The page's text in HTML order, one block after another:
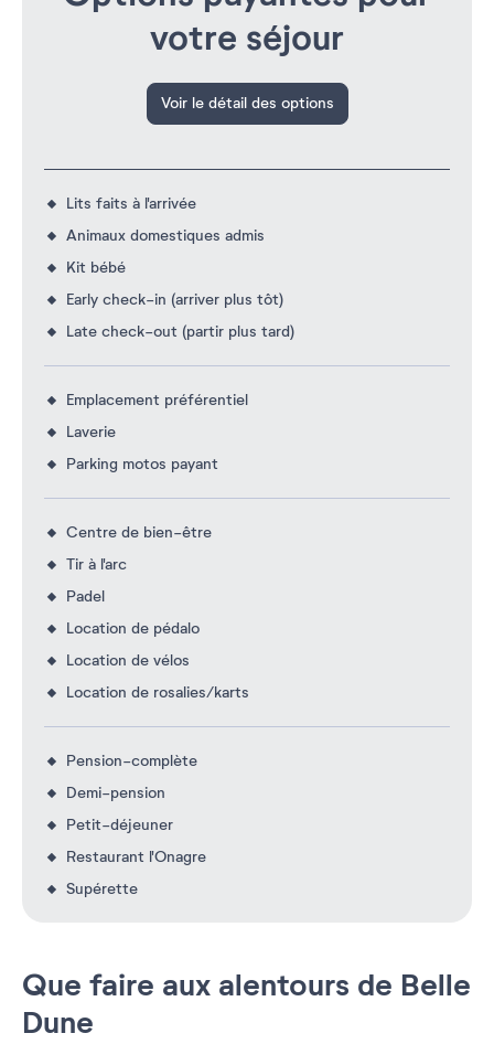
votre séjour
Voir le détail des options
Lits faits à l'arrivée
Animaux domestiques admis
Kit bébé
Early check-in (arriver plus tôt)
Late check-out (partir plus tard)
Emplacement préférentiel
Laverie
Parking motos payant
Centre de bien-être
Tir à l'arc
Padel
Location de pédalo
Location de vélos
Location de rosalies/karts
Pension-complète
Demi-pension
Petit-déjeuner
Restaurant l'Onagre
Supérette
Que faire aux alentours de Belle
Dune